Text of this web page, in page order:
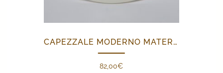
CAPEZZALE MODERNO MATERNITÀ
82,00€